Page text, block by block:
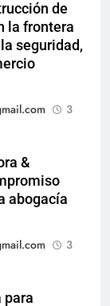
de
la frontera
seguridad,
3
&
abogacía
3
para